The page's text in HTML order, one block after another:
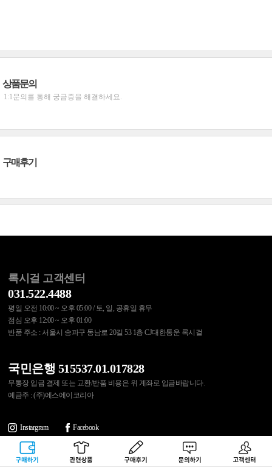
구매하기 관련상품 상품후기 문의하기 고객센터
상품문의
1:1문의를 통해 궁금증을 해결하세요.
구매후기
록시걸 고객센터
031.522.4488
평일 오전 10:00 ~ 오후 05:00 / 토, 일, 공휴일 휴무
점심 오후 12:00 ~ 오후 01:00
반품 주소 : 서울시 송파구 동남로 20길 53 1층 CJ대한통운 록시걸
국민은행 515537.01.017828
무통장 입금 결제 또는 교환/반품 비용은 위 계좌로 입금바랍니다.
예금주 : (주)에스에이코리아
Instargram Facebook
이용약관 개인정보처리방침 쇼핑몰 이용안내 제휴문의